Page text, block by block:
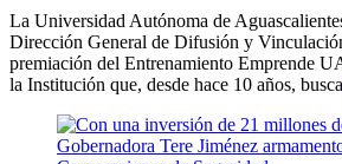
La Universidad Autónoma de
Dirección General de Difusión y
premiación del Entrenamiento Emprende
la Institución que, desde hace 10 años, busca